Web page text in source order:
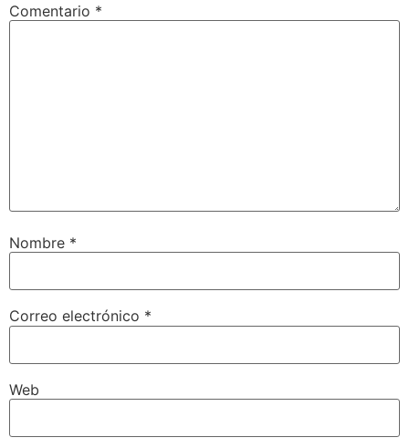
Comentario *
Nombre *
Correo electrónico *
Web